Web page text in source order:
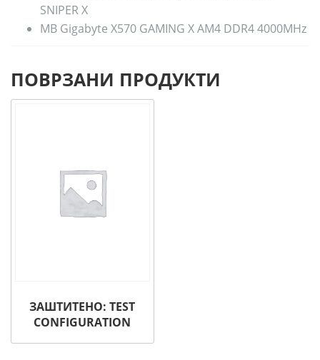
SNIPER X
MB Gigabyte X570 GAMING X AM4 DDR4 4000MHz
ПОВРЗАНИ ПРОДУКТИ
ЗАШТИТЕНО: TEST
CONFIGURATION